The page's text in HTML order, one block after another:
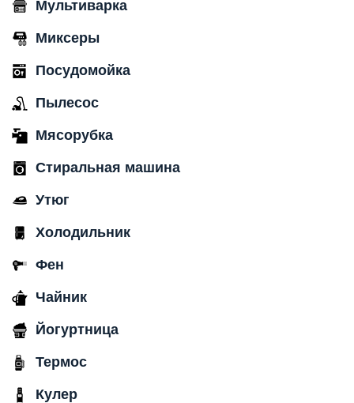
Мультиварка
Миксеры
Посудомойка
Пылесос
Мясорубка
Стиральная машина
Утюг
Холодильник
Фен
Чайник
Йогуртница
Термос
Кулер